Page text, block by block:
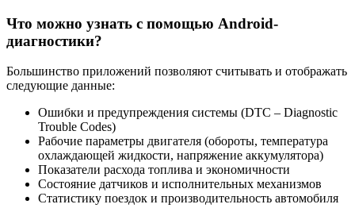
Что можно узнать с помощью Android-
диагностики?
Большинство приложений позволяют считывать и отображать
следующие данные:
Ошибки и предупреждения системы (DTC – Diagnostic
Trouble Codes)
Рабочие параметры двигателя (обороты, температура
охлаждающей жидкости, напряжение аккумулятора)
Показатели расхода топлива и экономичности
Состояние датчиков и исполнительных механизмов
Статистику поездок и производительность автомобиля